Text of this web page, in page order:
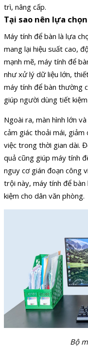
trì, nâng cấp.
Tại sao nên lựa
Máy tính để bàn là lựa
mang lại hiệu suất cao,
mạnh mẽ, máy tính để
như xử lý dữ liệu lớn,
máy tính để bàn thường
giúp người dùng tiết
Ngoài ra, màn hình lớn
cảm giác thoải mái,
việc trong thời gian dài.
quả cũng giúp máy tính
nguy cơ gián đoạn công
trội này, máy tính để
kiệm cho dân văn phòng.
Bộ